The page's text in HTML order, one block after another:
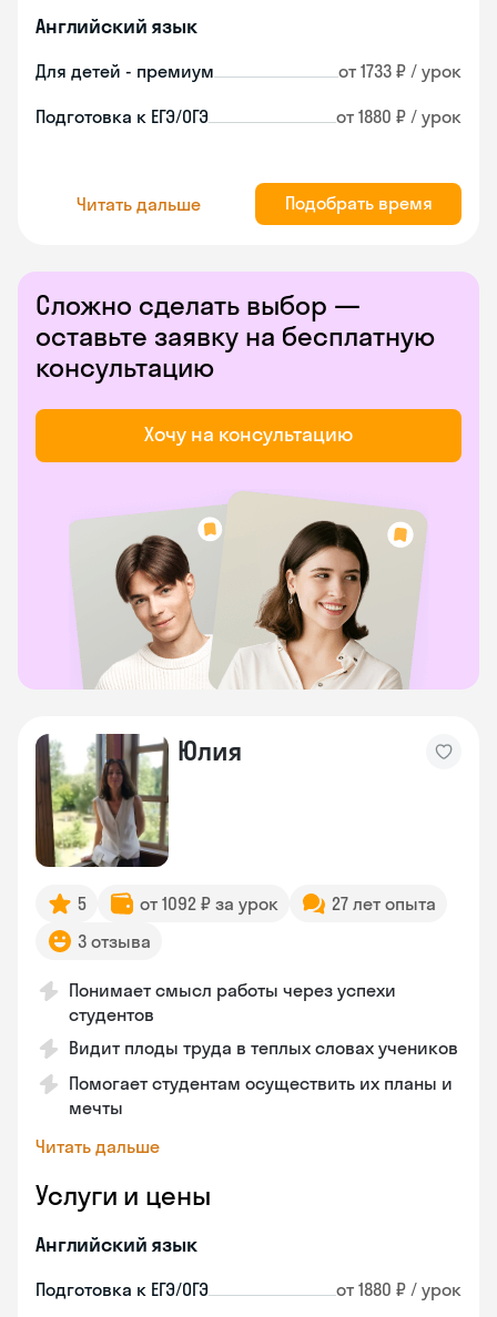
Английский язык
Для детей - премиум от 1733 ₽ / урок
Подготовка к ЕГЭ/ОГЭ от 1880 ₽ / урок
Читать дальше Подобрать время
Сложно сделать выбор —
оставьте заявку на бесплатную
консультацию
Хочу на консультацию
Юлия
5 от 1092 ₽ за урок
27 лет опыта
3 отзыва
Понимает смысл работы через успехи
студентов
Видит плоды труда в теплых словах учеников
Помогает студентам осуществить их планы и
мечты
Читать дальше
Услуги и цены
Английский язык
Подготовка к ЕГЭ/ОГЭ от 1880 ₽ / урок